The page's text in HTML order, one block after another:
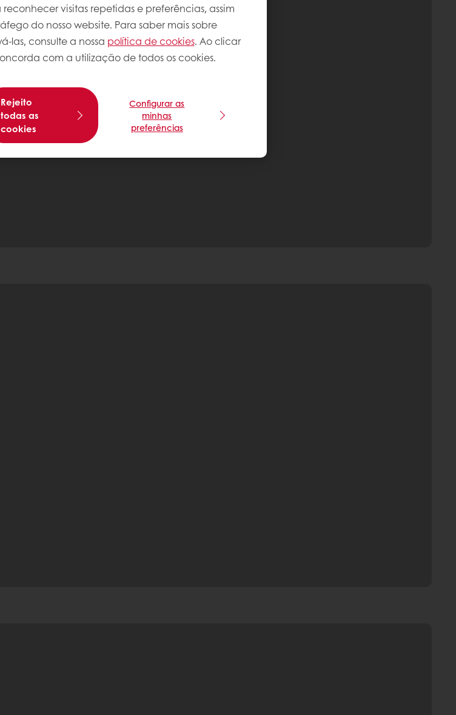
visitas repetidas e preferências, assim
do nosso website. Para saber mais sobre
las, consulte a nossa política de cookies. Ao clicar
com a utilização de todos os cookies.
Rejeito
todas as
cookies
Configurar as
minhas
preferências